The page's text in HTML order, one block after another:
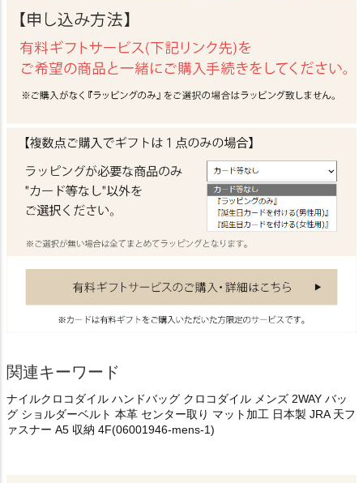
関連キーワード
ナイルクロコダイル ハンドバッグ クロコダイル メンズ 2WAY バッ
グ ショルダーベルト 本革 センター取り マット加工 日本製 JRA 天フ
ァスナー A5 収納 4F(06001946-mens-1)